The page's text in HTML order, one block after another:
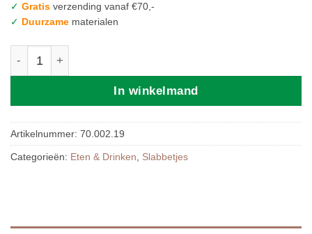
✓ Gratis verzending vanaf €70,-
✓ Duurzame materialen
In winkelmand
Artikelnummer: 70.002.19
Categorieën: Eten & Drinken Slabbetjes